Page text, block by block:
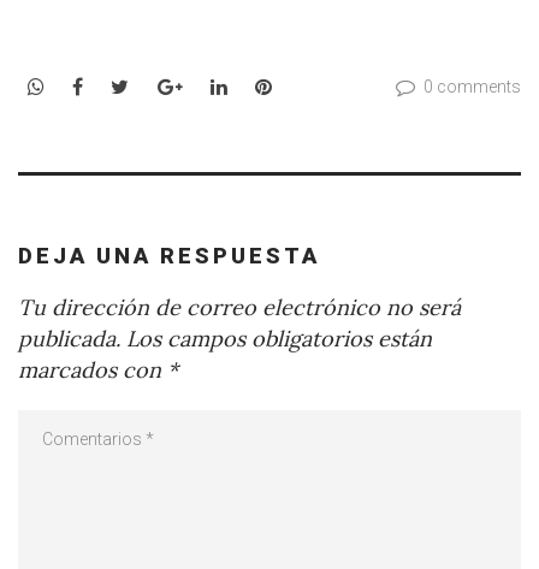
WhatsApp
Facebook
TwitterGoogle+LinkedInPinterest 0 comments
DEJA UNA RESPUESTA
Tu dirección de correo electrónico no será
publicada. Los campos obligatorios están
marcados con *